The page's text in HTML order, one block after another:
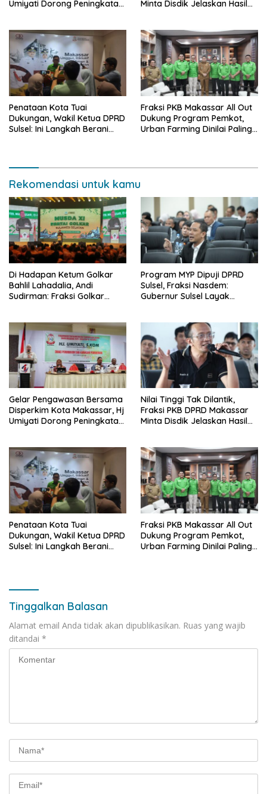
Umiyati Dorong Peningkatan
Minta Disdik Jelaskan Hasil
Penataan Kota Tuai
Dukungan, Wakil Ketua DPRD
Sulsel: Ini Langkah Berani
Fraksi PKB Makassar All Out
Dukung Program Pemkot,
Urban Farming Dinilai Paling
Rekomendasi untuk kamu
Di Hadapan Ketum Golkar
Bahlil Lahadalia, Andi
Sudirman: Fraksi Golkar
Program MYP Dipuji DPRD
Sulsel, Fraksi Nasdem:
Gubernur Sulsel Layak
Gelar Pengawasan Bersama
Disperkim Kota Makassar, Hj
Umiyati Dorong Peningkatan
Nilai Tinggi Tak Dilantik,
Fraksi PKB DPRD Makassar
Minta Disdik Jelaskan Hasil
Penataan Kota Tuai
Dukungan, Wakil Ketua DPRD
Sulsel: Ini Langkah Berani
Fraksi PKB Makassar All Out
Dukung Program Pemkot,
Urban Farming Dinilai Paling
Tinggalkan Balasan
Alamat email Anda tidak akan dipublikasikan. Ruas yang wajib
ditandai *